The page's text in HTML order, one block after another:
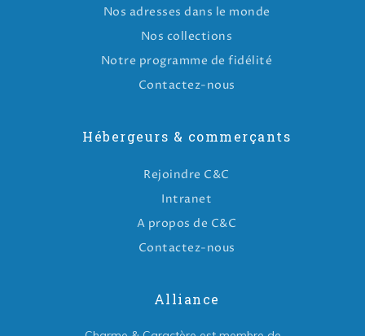
Nos adresses dans le monde
Nos collections
Notre programme de fidélité
Contactez-nous
Hébergeurs & commerçants
Rejoindre C&C
Intranet
A propos de C&C
Contactez-nous
Alliance